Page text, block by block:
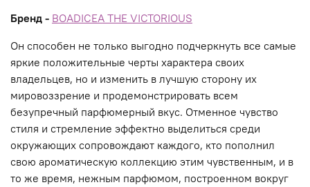
Бренд - BOADICEA THE VICTORIOUS
Он способен не только выгодно подчеркнуть все самые
яркие положительные черты характера своих
владельцев, но и изменить в лучшую сторону их
мировоззрение и продемонстрировать всем
безупречный парфюмерный вкус. Отменное чувство
стиля и стремление эффектно выделиться среди
окружающих сопровождают каждого, кто пополнил
свою ароматическую коллекцию этим чувственным, и в
то же время, нежным парфюмом, построенном вокруг